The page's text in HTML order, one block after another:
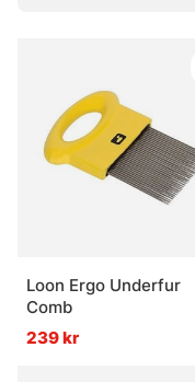
Loon Ergo Underfur
Comb
239 kr